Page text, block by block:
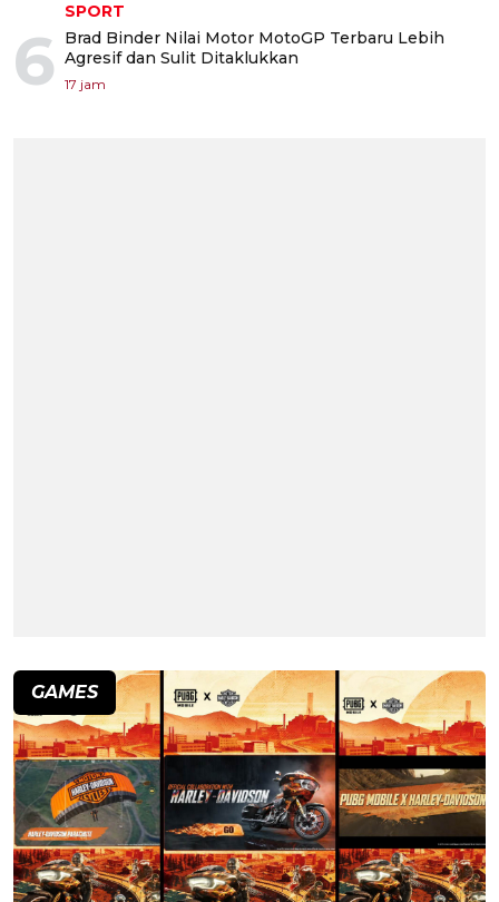
6
SPORT
Brad Binder Nilai Motor MotoGP Terbaru Lebih
Agresif dan Sulit Ditaklukkan
17 jam
GAMES